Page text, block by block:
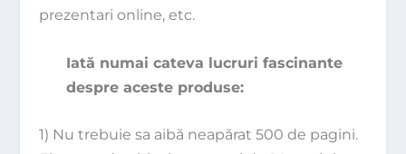
prezentari online, etc.
Iată numai cateva lucruri fascinante
despre aceste produse:
1) Nu trebuie sa aibă neapărat 500 de pagini.